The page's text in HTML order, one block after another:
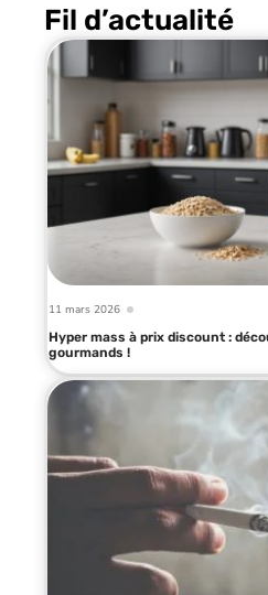
Fil d’actualité
11 mars 2026
Hyper mass à prix discount :
gourmands !